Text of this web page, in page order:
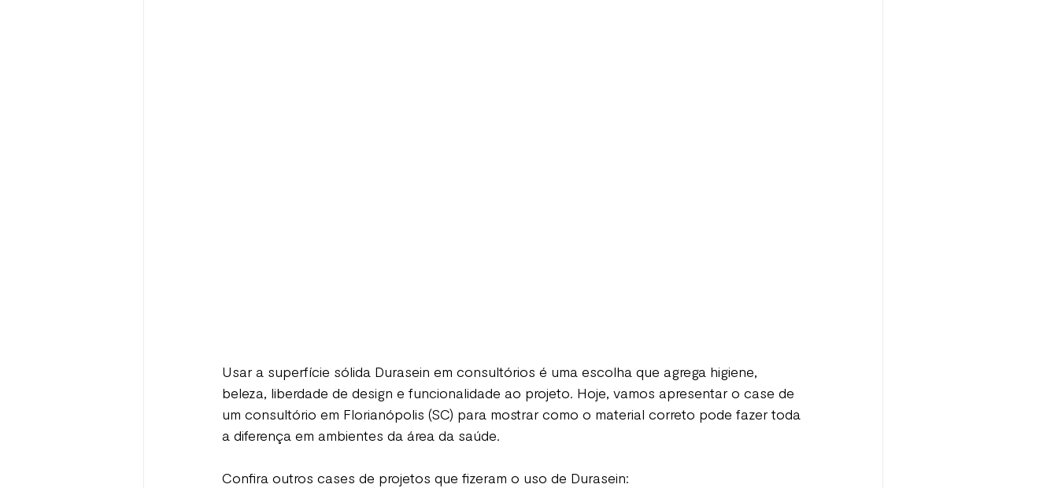
Usar a superfície sólida Durasein em consultórios é uma escolha que agrega higiene,
beleza, liberdade de design e funcionalidade ao projeto. Hoje, vamos apresentar o case de
um consultório em Florianópolis (SC) para mostrar como o material correto pode fazer toda
a diferença em ambientes da área da saúde.
Confira outros cases de projetos que fizeram o uso de Durasein: